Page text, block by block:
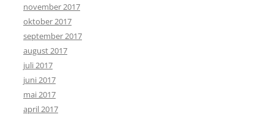
november 2017
oktober 2017
september 2017
august 2017
juli 2017
juni 2017
mai 2017
april 2017